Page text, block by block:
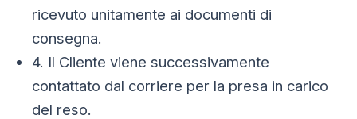
ricevuto unitamente ai documenti di
consegna.
4. Il Cliente viene successivamente
contattato dal corriere per la presa in carico
del reso.